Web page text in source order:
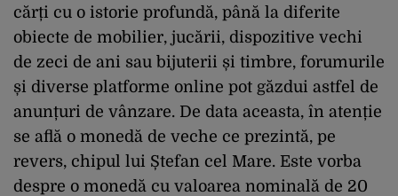
cărți cu o istorie profundă, până la diferite
obiecte de mobilier, jucării, dispozitive vechi
de zeci de ani sau bijuterii și timbre, forumurile
și diverse platforme online pot găzdui astfel de
anunțuri de vânzare. De data aceasta, în atenție
se află o monedă de veche ce prezintă, pe
revers, chipul lui Ștefan cel Mare. Este vorba
despre o monedă cu valoarea nominală de 20